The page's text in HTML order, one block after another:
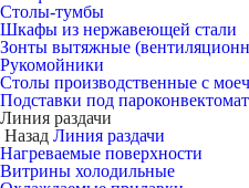
Столы-тумбы
Шкафы из нержавеющей стали
Зонты вытяжные
Рукомойники
Столы производственные с
Подставки под пароконвектомат
Линия раздачи
Назад Линия раздачи
Нагреваемые поверхности
Витрины холодильные